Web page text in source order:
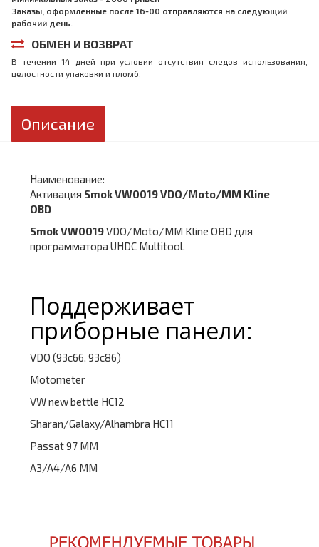
Заказы, оформленные после 16-00 отправляются на следующий
рабочий день.
ОБМЕН И ВОЗВРАТ
В течении 14 дней при условии отсутствия следов использования,
целостности упаковки и пломб.
Описание
Наименование:
Активация Smok VW0019 VDO/Moto/MM Kline
OBD
Smok VW0019VDO/Moto/MM Kline OBD для
программатора UHDC Multitool.
Поддерживает
приборные панели:
VDO (93c66, 93c86)
Motometer
VW new bettle HC12
Sharan/Galaxy/Alhambra HC11
Passat 97 MM
A3/A4/A6 MM
РЕКОМЕНДУЕМЫЕ ТОВАРЫ